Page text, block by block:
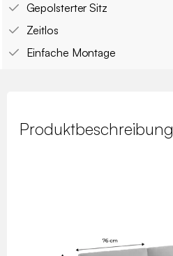
Gepolsterter Sitz
Zeitlos
Einfache Montage
Produktbeschreibung